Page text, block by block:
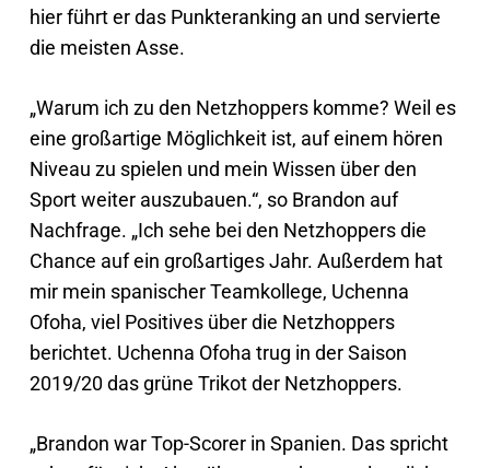
hier führt er das Punkteranking an und servierte
die meisten Asse.
„Warum ich zu den Netzhoppers komme? Weil es
eine großartige Möglichkeit ist, auf einem hören
Niveau zu spielen und mein Wissen über den
Sport weiter auszubauen.“, so Brandon auf
Nachfrage. „Ich sehe bei den Netzhoppers die
Chance auf ein großartiges Jahr. Außerdem hat
mir mein spanischer Teamkollege, Uchenna
Ofoha, viel Positives über die Netzhoppers
berichtet. Uchenna Ofoha trug in der Saison
2019/20 das grüne Trikot der Netzhoppers.
„Brandon war Top-Scorer in Spanien. Das spricht